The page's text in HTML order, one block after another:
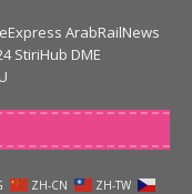
ArabRailNews
StiriHub DME
ZH-CN
ZH-TW